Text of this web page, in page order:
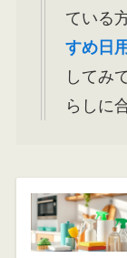
ている
すめ日
してみ
らしに